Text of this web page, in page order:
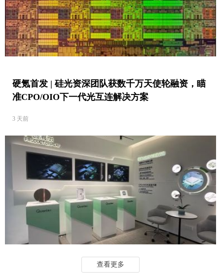
硬氪首发 | 硅光资深团队获数千万天使轮融资，瞄
准CPO/OIO下一代光互连解决方案
3 天前
查看更多